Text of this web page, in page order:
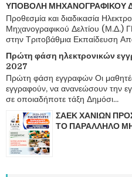
ΥΠΟΒΟΛΗ ΜΗΧΑΝΟΓΡΑΦΙΚΟΥ
Προθεσμία και διαδικασία
Μηχανογραφικού Δελτίου (Μ.Δ.)
στην Τριτοβάθμια Εκπαίδευση
Πρώτη φάση ηλεκτρονικών
2027
Πρώτη φάση εγγραφών Οι
εγγραφούν, να ανανεώσουν την
σε οποιαδήποτε τάξη Δημόσι...
ΣΑΕΚ ΧΑΝΙΩΝ
ΤΟ ΠΑΡΑΛΛΗΛΟ